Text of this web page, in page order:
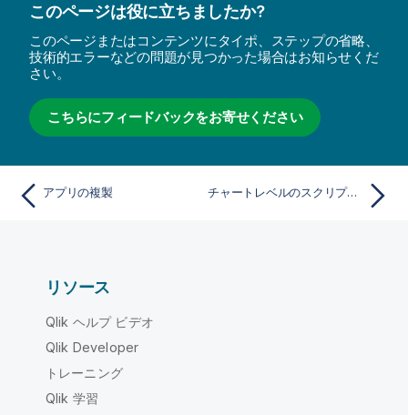
このページは役に立ちましたか?
このページまたはコンテンツにタイポ、ステップの省略、
技術的エラーなどの問題が見つかった場合はお知らせくだ
さい。
こちらにフィードバックをお寄せください
アプリの複製 チャートレベルのスクリプトの作成
リソース
Qlik ヘルプ ビデオ
Qlik Developer
トレーニング
Qlik 学習